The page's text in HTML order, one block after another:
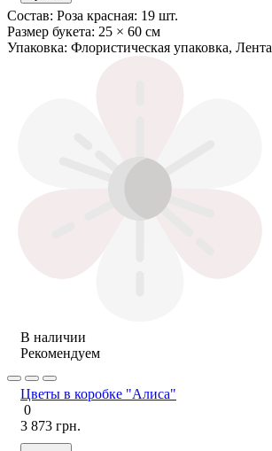
Состав: Роза красная: 19 шт.
Размер букета: 25 × 60 см
Упаковка: Флористическая упаковка, Лента
В наличии
Рекомендуем
Цветы в коробке "Алиса"
0
3 873 грн.